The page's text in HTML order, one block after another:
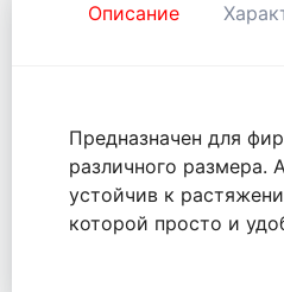
Описание
Предназначен для
различного размера.
устойчив к
которой просто и